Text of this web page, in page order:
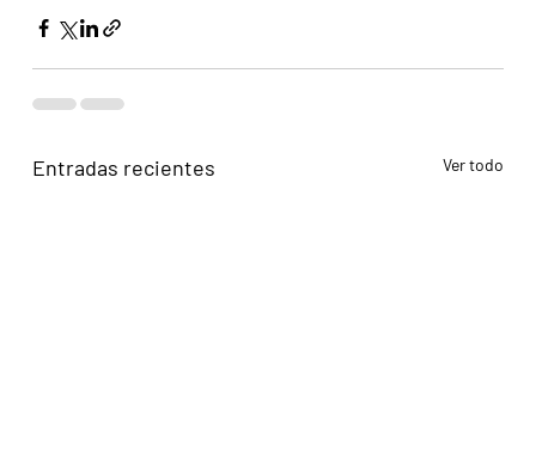
Entradas recientes Ver todo